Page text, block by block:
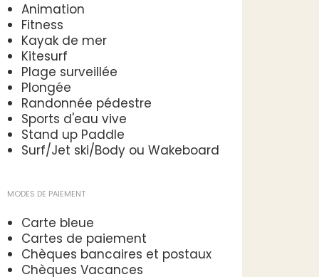
Animation
Fitness
Kayak de mer
Kitesurf
Plage surveillée
Plongée
Randonnée pédestre
Sports d'eau vive
Stand up Paddle
Surf/Jet ski/Body ou Wakeboard
MODES DE PAIEMENT
Carte bleue
Cartes de paiement
Chèques bancaires et postaux
Chèques Vacances